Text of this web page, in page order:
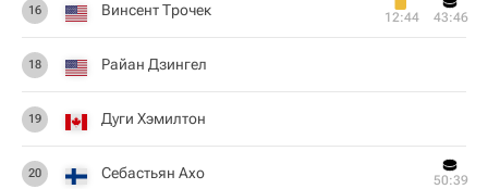
16 Винсент Трочек 12:44 43:46
18 Райан Дзингел
19 Дуги Хэмилтон
20 Себастьян Ахо 50:39